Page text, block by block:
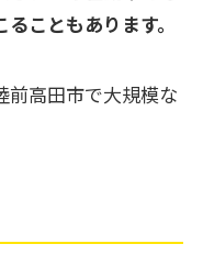
こともあります。
前高田市で大規模な